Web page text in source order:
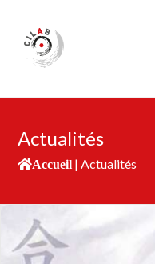
Actualités
Accueil |Actualités